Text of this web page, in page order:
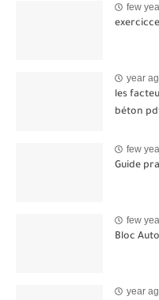
few
year
les
béton
few
Guide
few
Bloc
year